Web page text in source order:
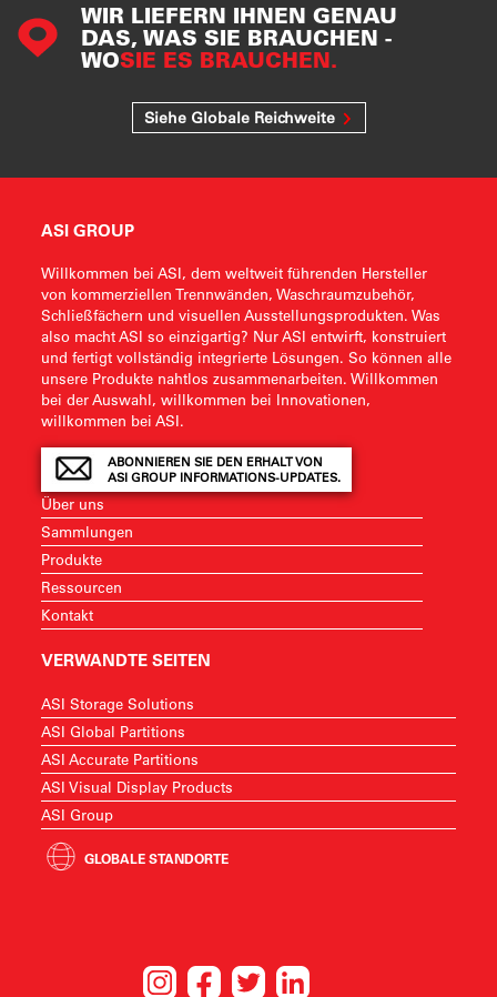
WIR LIEFERN IHNEN GENAU
DAS, WAS SIE BRAUCHEN -
WOSIE ES BRAUCHEN.
Siehe Globale Reichweite
ASI GROUP
Willkommen bei ASI, dem weltweit führenden Hersteller
von kommerziellen Trennwänden, Waschraumzubehör,
Schließfächern und visuellen Ausstellungsprodukten. Was
also macht ASI so einzigartig? Nur ASI entwirft, konstruiert
und fertigt vollständig integrierte Lösungen. So können alle
unsere Produkte nahtlos zusammenarbeiten. Willkommen
bei der Auswahl, willkommen bei Innovationen,
willkommen bei ASI.
ABONNIEREN SIE DEN ERHALT VON
ASI GROUP INFORMATIONS-UPDATES.
Über uns
Sammlungen
Produkte
Ressourcen
Kontakt
VERWANDTE SEITEN
ASI Storage Solutions
ASI Global Partitions
ASI Accurate Partitions
ASI Visual Display Products
ASI Group
GLOBALE STANDORTE